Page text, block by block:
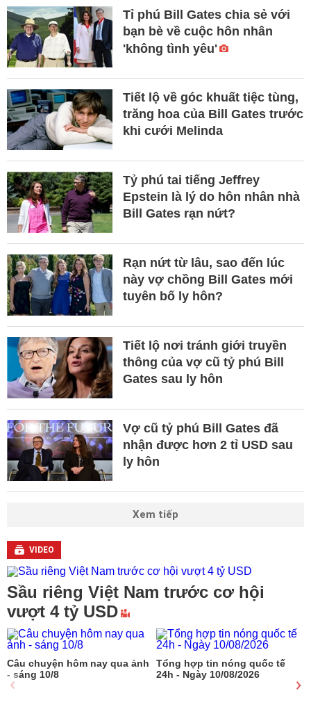
Tỉ phú Bill Gates chia sẻ với
bạn bè về cuộc hôn nhân
'không tình yêu'
Tiết lộ về góc khuất tiệc tùng,
trăng hoa của Bill Gates trước
khi cưới Melinda
Tỷ phú tai tiếng Jeffrey
Epstein là lý do hôn nhân nhà
Bill Gates rạn nứt?
Rạn nứt từ lâu, sao đến lúc
này vợ chồng Bill Gates mới
tuyên bố ly hôn?
Tiết lộ nơi tránh giới truyền
thông của vợ cũ tỷ phú Bill
Gates sau ly hôn
Vợ cũ tỷ phú Bill Gates đã
nhận được hơn 2 tỉ USD sau
ly hôn
Xem tiếp
VIDEO
Sầu riêng Việt Nam trước cơ hội
vượt 4 tỷ USD
Câu chuyện hôm nay qua ảnh
- sáng 10/8
Tổng hợp tin nóng quốc tế
24h - Ngày 10/08/2026